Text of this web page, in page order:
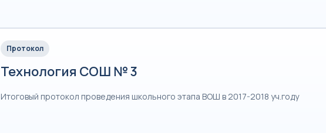
Протокол
Технология СОШ № 3
Итоговый протокол проведения школьного этапа ВОШ в 2017-2018 уч.году